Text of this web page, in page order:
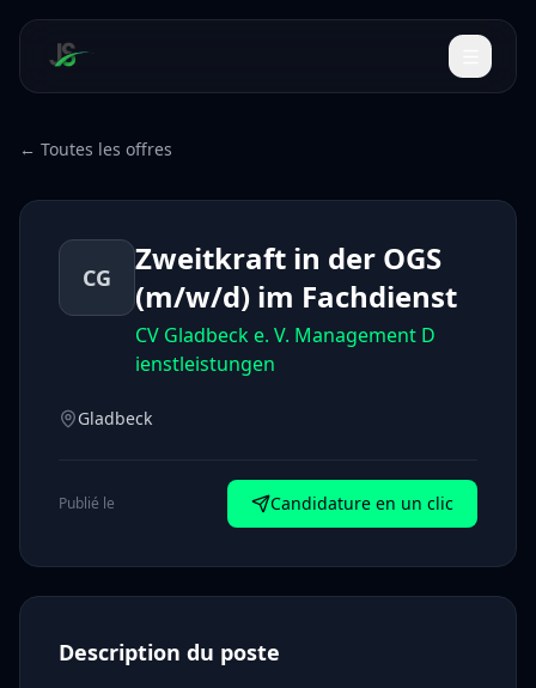
← Toutes les offres
CG
Zweitkraft in der OGS
(m/w/d) im Fachdienst
CV Gladbeck e. V. Management D
ienstleistungen
Gladbeck
Publié le Candidature en un clic
Description du poste